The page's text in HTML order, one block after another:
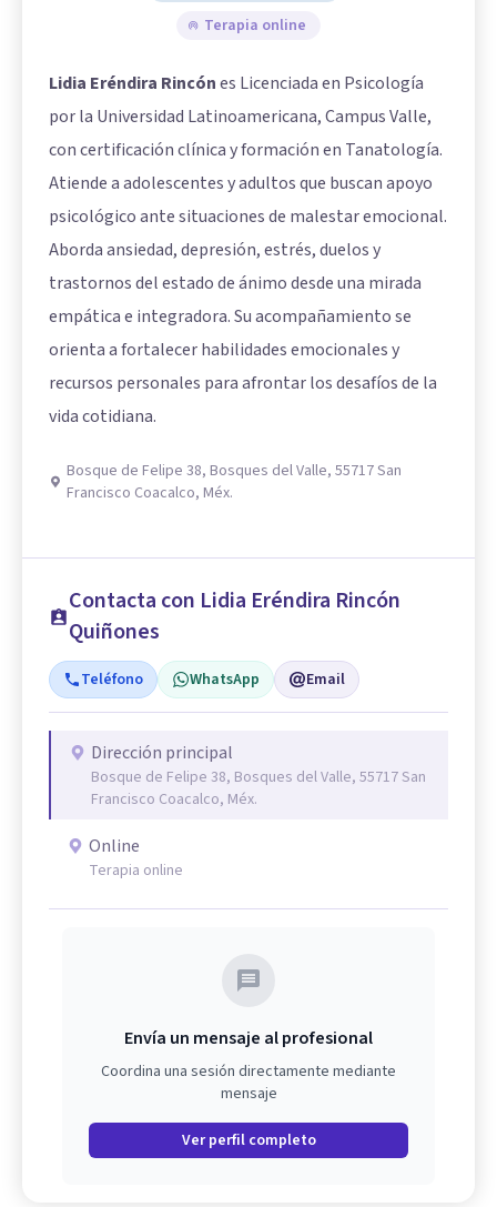
Terapia online
Lidia Eréndira Rincónes Licenciada en Psicología
por la Universidad Latinoamericana, Campus Valle,
con certificación clínica y formación en Tanatología.
Atiende a adolescentes y adultos que buscan apoyo
psicológico ante situaciones de malestar emocional.
Aborda ansiedad, depresión, estrés, duelos y
trastornos del estado de ánimo desde una mirada
empática e integradora. Su acompañamiento se
orienta a fortalecer habilidades emocionales y
recursos personales para afrontar los desafíos de la
vida cotidiana.
Bosque de Felipe 38, Bosques del Valle, 55717 San
Francisco Coacalco, Méx.
Contacta con Lidia Eréndira Rincón
Quiñones
Teléfono WhatsApp Email
Dirección principal
Bosque de Felipe 38, Bosques del Valle, 55717 San
Francisco Coacalco, Méx.
Online
Terapia online
Envía un mensaje al profesional
Coordina una sesión directamente mediante
mensaje
Ver perfil completo